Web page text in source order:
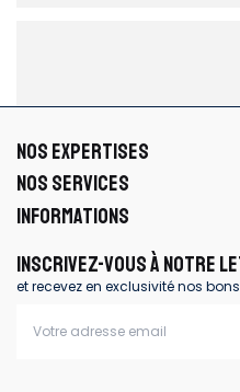
NOS EXPERTISES
NOS SERVICES
INFORMATIONS
INSCRIVEZ-VOUS À NOTRE
et recevez en exclusivité nos